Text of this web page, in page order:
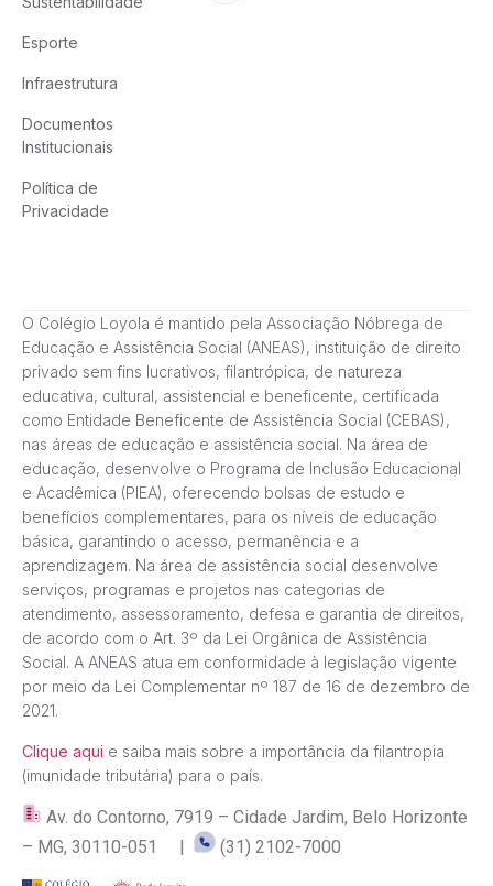
Esporte
Infraestrutura
Documentos
Institucionais
Política de
Privacidade
O Colégio Loyola é mantido pela Associação Nóbrega de
Educação e Assistência Social (ANEAS), instituição de direito
privado sem fins lucrativos, filantrópica, de natureza
educativa, cultural, assistencial e beneficente, certificada
como Entidade Beneficente de Assistência Social (CEBAS),
nas áreas de educação e assistência social. Na área de
educação, desenvolve o Programa de Inclusão Educacional
e Acadêmica (PIEA), oferecendo bolsas de estudo e
benefícios complementares, para os níveis de educação
básica, garantindo o acesso, permanência e a
aprendizagem. Na área de assistência social desenvolve
serviços, programas e projetos nas categorias de
atendimento, assessoramento, defesa e garantia de direitos,
de acordo com o Art. 3º da Lei Orgânica de Assistência
Social. A ANEAS atua em conformidade à legislação vigente
por meio da Lei Complementar nº 187 de 16 de dezembro de
2021.
Clique aqui e saiba mais sobre a importância da filantropia
(imunidade tributária) para o país.
Av. do Contorno, 7919 – Cidade Jardim, Belo Horizonte
– MG, 30110-051 |
(31) 2102-7000